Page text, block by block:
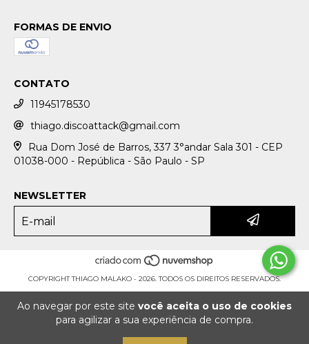
Ao navegar por este site você aceita o uso de cookies
para agilizar a sua experiência de compra.
FORMAS DE ENVIO
CONTATO
11945178530
thiago.discoattack@gmail.com
Rua Dom José de Barros, 337 3°andar Sala 301 - CEP
01038-000 - República - São Paulo - SP
NEWSLETTER
COPYRIGHT THIAGO MALAKO - 2026. TODOS OS DIREITOS RESERVADOS.